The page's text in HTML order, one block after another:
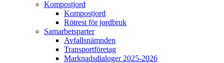
Kompostjord
Kompostjord
Rötrest för jordbruk
Samarbetsparter
Avfallsnämnden
Transportföretag
Marknadsdialoger 2025-2026